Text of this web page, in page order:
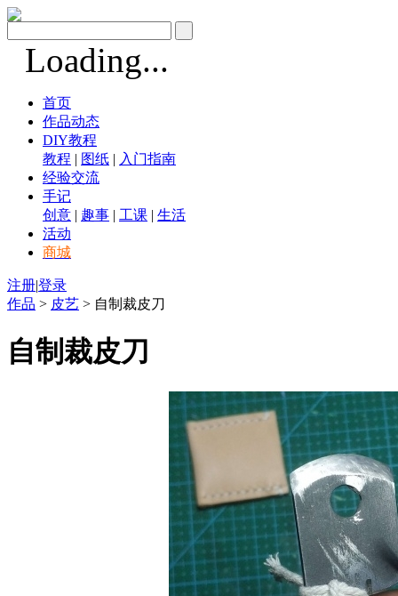
Loading...
首页
作品动态
DIY教程
教程 | 图纸 | 入门指南
经验交流
手记
创意 | 趣事 | 工课 | 生活
活动
商城
注册|登录
作品 > 皮艺 > 自制裁皮刀
自制裁皮刀